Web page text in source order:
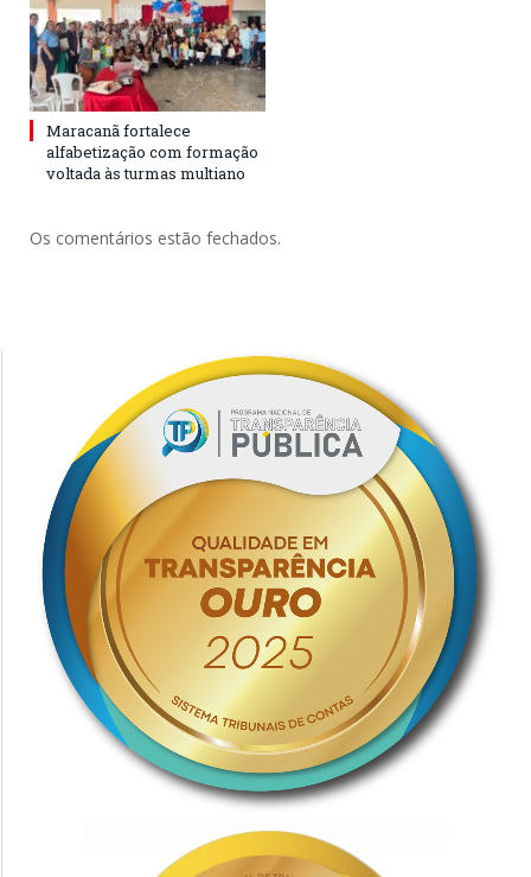
Maracanã fortalece
alfabetização com formação
voltada às turmas multiano
Os comentários estão fechados.